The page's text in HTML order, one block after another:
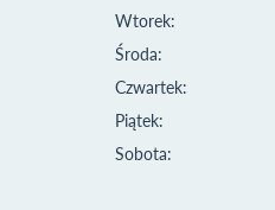
Wtorek:
Środa:
Czwartek:
Piątek:
Sobota: